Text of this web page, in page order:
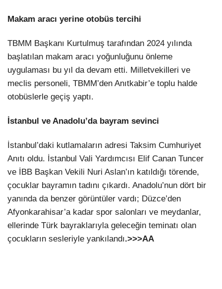
Makam aracı yerine otobüs tercihi
TBMM Başkanı Kurtulmuş tarafından 2024 yılında
başlatılan makam aracı yoğunluğunu önleme
uygulaması bu yıl da devam etti. Milletvekilleri ve
meclis personeli, TBMM’den Anıtkabir’e toplu halde
otobüslerle geçiş yaptı.
İstanbul ve Anadolu’da bayram sevinci
İstanbul’daki kutlamaların adresi Taksim Cumhuriyet
Anıtı oldu. İstanbul Vali Yardımcısı Elif Canan Tuncer
ve İBB Başkan Vekili Nuri Aslan’ın katıldığı törende,
çocuklar bayramın tadını çıkardı. Anadolu’nun dört bir
yanında da benzer görüntüler vardı; Düzce’den
Afyonkarahisar’a kadar spor salonları ve meydanlar,
ellerinde Türk bayraklarıyla geleceğin teminatı olan
çocukların sesleriyle yankılandı.>>>AA